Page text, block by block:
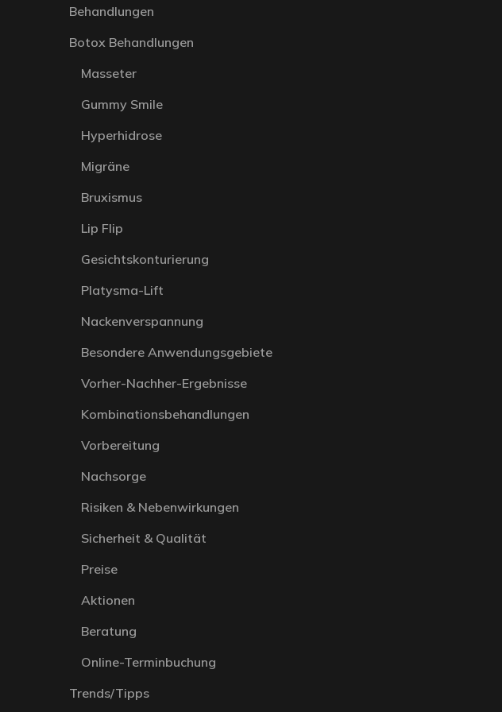
Behandlungen
Botox Behandlungen
Masseter
Gummy Smile
Hyperhidrose
Migräne
Bruxismus
Lip Flip
Gesichtskonturierung
Platysma-Lift
Nackenverspannung
Besondere Anwendungsgebiete
Vorher-Nachher-Ergebnisse
Kombinationsbehandlungen
Vorbereitung
Nachsorge
Risiken & Nebenwirkungen
Sicherheit & Qualität
Preise
Aktionen
Beratung
Online-Terminbuchung
Trends/Tipps